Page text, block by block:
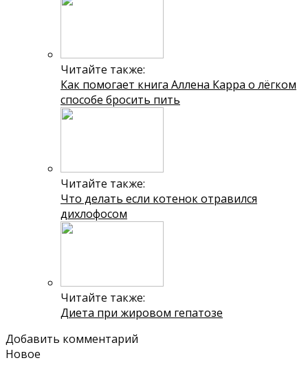
Читайте также:
Как помогает книга Аллена Карра о лёгком
способе бросить пить
Читайте также:
Что делать если котенок отравился
дихлофосом
Читайте также:
Диета при жировом гепатозе
Добавить комментарий
Новое